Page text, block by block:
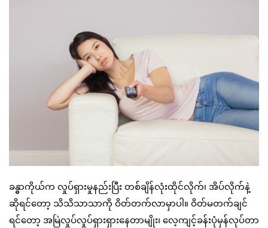
ခန္ဓာကိုယ်က လှုပ်ရှားမှုနည်းပြီး တစ်ချိန်လုံးထိုင်လိုက်၊ အိပ်လိုက်နဲ့
ဆိုရင်တော့ သိသိသာသာကို ဝိတ်တက်လာမှာပါ။ ဝိတ်မတက်ချင်
ရင်တော့ အမြဲလှုပ်လှုပ်ရှားရှားနေတာမျိုး၊ လေ့ကျင့်ခန်းပုံမှန်လုပ်တာ